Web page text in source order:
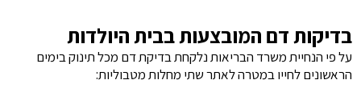
בדיקות דם המובצעות בבית היולדות
על פי הנחיית משרד הבריאות נלקחת בדיקת דם מכל תינוק בימים
הראשונים לחייו במטרה לאתר שתי מחלות מטבוליות: